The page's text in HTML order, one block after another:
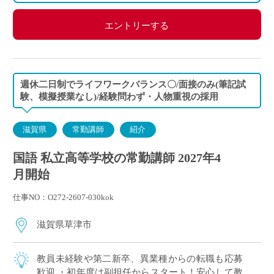
エントリーする
週休二日制でライフワークバランス〇/面接のみ(筆記試
験、模擬授業なし)/経験問わず・人物重視の採用
滋賀県 常勤講師 紹介
国語 私立高等学校の常勤講師 2027年4
月開始
仕事NO：O272-2607-030kok
滋賀県草津市
教員未経験や第二新卒、異業種からの転職も応募